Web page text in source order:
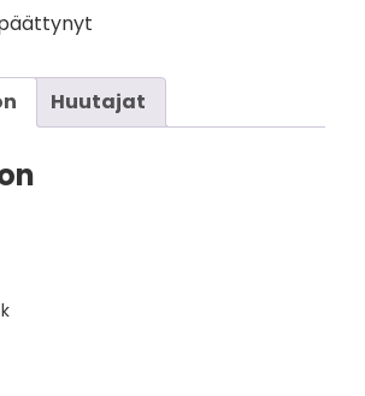
Huutajat